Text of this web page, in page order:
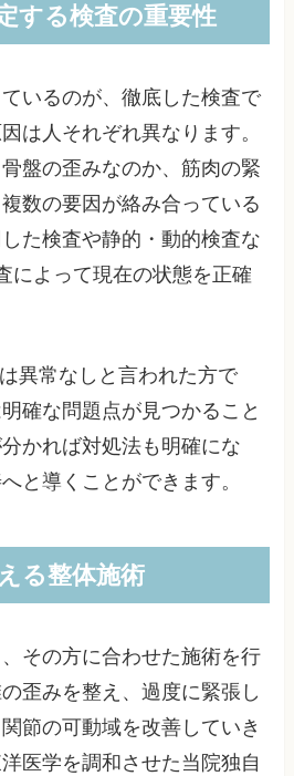
する検査の重要性
いるのが、徹底した検査で
は人それぞれ異なります。
盤の歪みなのか、筋肉の緊
数の要因が絡み合っている
た検査や静的・動的検査な
によって現在の状態を正確
異常なしと言われた方で
確な問題点が見つかること
かれば対処法も明確にな
と導くことができます。
る整体施術
その方に合わせた施術を行
歪みを整え、過度に緊張し
節の可動域を改善していき
医学を調和させた当院独自